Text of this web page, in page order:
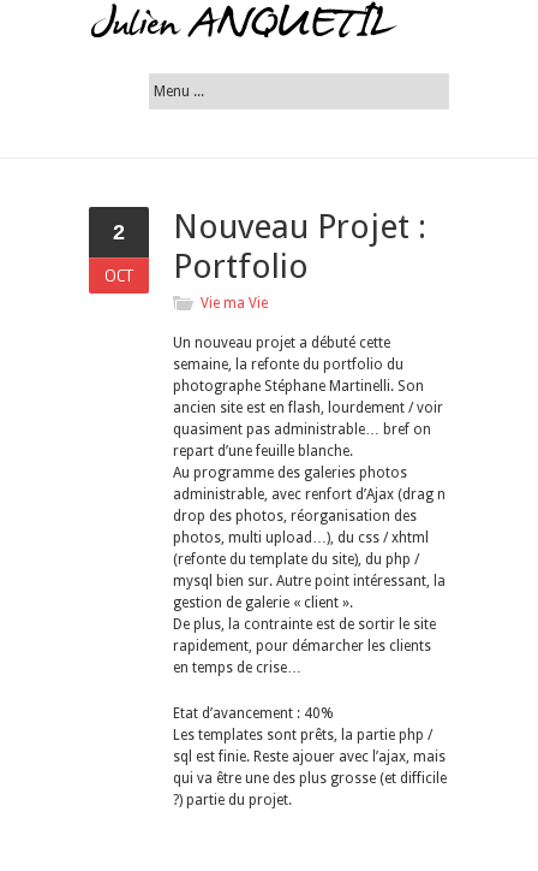
2
OCT
Nouveau Projet :
Portfolio
Vie ma Vie
Un nouveau projet a débuté cette
semaine, la refonte du portfolio du
photographe Stéphane Martinelli. Son
ancien site est en flash, lourdement / voir
quasiment pas administrable… bref on
repart d’une feuille blanche.
Au programme des galeries photos
administrable, avec renfort d’Ajax (drag n
drop des photos, réorganisation des
photos, multi upload…), du css / xhtml
(refonte du template du site), du php /
mysql bien sur. Autre point intéressant, la
gestion de galerie « client ».
De plus, la contrainte est de sortir le site
rapidement, pour démarcher les clients
en temps de crise…
Etat d’avancement : 40%
Les templates sont prêts, la partie php /
sql est finie. Reste ajouer avec l’ajax, mais
qui va être une des plus grosse (et difficile
?) partie du projet.